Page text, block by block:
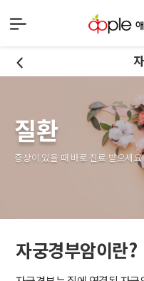
질환
증상이 있을 때 바로 진료 받으세요!
자궁경부암이란?